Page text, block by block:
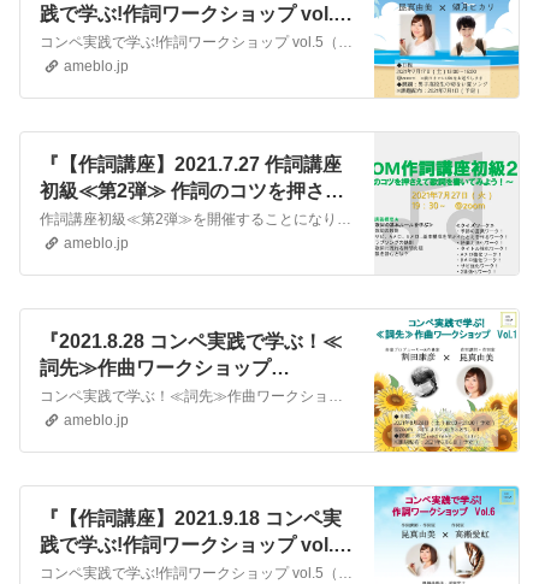
践で学ぶ!作詞ワークショップ vol.4
実施！』
コンペ実践で学ぶ!作詞ワークショップ vol.5（zoom開催） を2021年7月17日に実施します。ゲストは2度目のご登場、作曲家・キーボーディストの望月ヒ…
ameblo.jp
『【作詞講座】2021.7.27 作詞講座
初級≪第2弾≫ 作詞のコツを押さえ
て歌詞を書いてみよう!』
作詞講座初級≪第2弾≫を開催することになりました。作詞講座初級≪第1弾≫にご参加くださった皆様、ありがとうございました！歌詞は教わるものじゃないんじゃないの？…
ameblo.jp
『2021.8.28 コンペ実践で学ぶ！≪
詞先≫作曲ワークショップ
Vol.1（zoom開催）実施』
コンペ実践で学ぶ！≪詞先≫作曲ワークショップ Vol.1 5（zoom開催） を2021年8月28日に実施します。LYRICSROOM初の作曲家向けワークショ…
ameblo.jp
『【作詞講座】2021.9.18 コンペ実
践で学ぶ!作詞ワークショップ vol.6
実施！』
コンペ実践で学ぶ!作詞ワークショップ vol.5（zoom開催） を2021年9月18日に実施します。ゲストは数々のアニソンを手掛ける高瀬愛虹さん！課題曲提供…